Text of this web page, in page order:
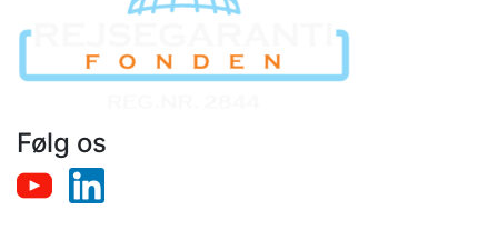
Følg os